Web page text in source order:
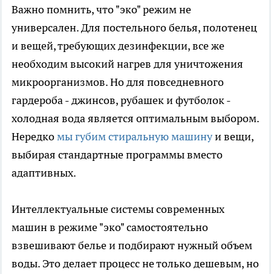
Важно помнить, что "эко" режим не
универсален. Для постельного белья, полотенец
и вещей, требующих дезинфекции, все же
необходим высокий нагрев для уничтожения
микроорганизмов. Но для повседневного
гардероба - джинсов, рубашек и футболок -
холодная вода является оптимальным выбором.
Нередкомы губим стиральную машинуи вещи,
выбирая стандартные программы вместо
адаптивных.
Интеллектуальные системы современных
машин в режиме "эко" самостоятельно
взвешивают белье и подбирают нужный объем
воды. Это делает процесс не только дешевым, но